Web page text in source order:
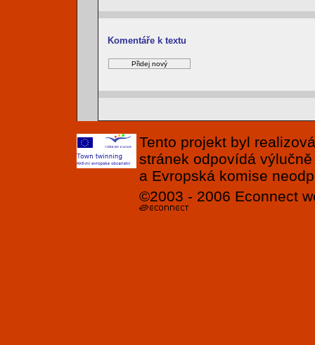
Komentáře k textu
Tento projekt byl
stránek odpovídá
a Evropská komise
©2003 - 2006 Econnect